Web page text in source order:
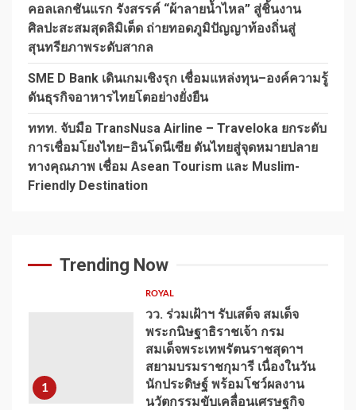
คอลเลกชันแรก รังสรรค์ “ผ้าลายน้ำไหล” สู่ชิ้นงาน
ศิลปะสะสมสุดลิมิเต็ด ถ่ายทอดภูมิปัญญาท้องถิ่นสู่
สุนทรียภาพระดับสากล
SME D Bank เดินเกมเชิงรุก เชื่อมแหล่งทุน–องค์ความรู้
ดันธุรกิจอาหารไทยโตอย่างยั่งยืน
ททท. จับมือ TransNusa Airline – Traveloka ยกระดับ
การเชื่อมโยงไทย–อินโดนีเซีย ดันไทยสู่จุดหมายปลาย
ทางคุณภาพ เชื่อม Asean Tourism และ Muslim-
Friendly Destination
Trending Now
1
ROYAL
วว. ร่วมเฝ้าฯ รับเสด็จ สมเด็จ
พระกนิษฐาธิราชเจ้า กรม
สมเด็จพระเทพรัตนราชสุดาฯ
สยามบรมราชกุมารี เนื่องในวัน
นักประดิษฐ์ พร้อมโชว์ผลงาน
นวัตกรรมขับเคลื่อนเศรษฐกิจ